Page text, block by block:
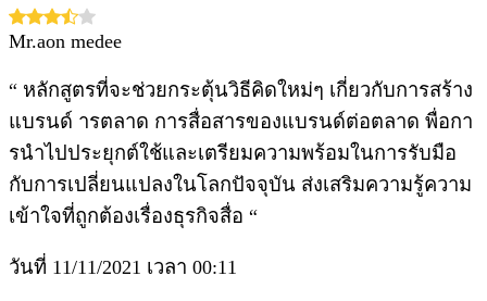
Mr.aon medee
“ หลักสูตรที่จะช่วยกระตุ้นวิธีคิดใหม่ๆ เกี่ยวกับการสร้าง
แบรนด์ ารตลาด การสื่อสารของแบรนด์ต่อตลาด พื่อกา
รนำไปประยุกต์ใช้และเตรียมความพร้อมในการรับมือ
กับการเปลี่ยนแปลงในโลกปัจจุบัน ส่งเสริมความรู้ความ
เข้าใจที่ถูกต้องเรื่องธุรกิจสื่อ “
วันที่ 11/11/2021 เวลา 00:11